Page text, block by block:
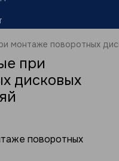
монтаже поворотных
при
дисковых
поворотных